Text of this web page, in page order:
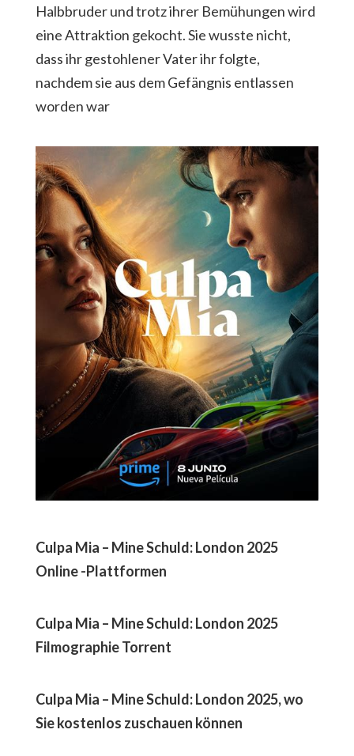
Halbbruder und trotz ihrer Bemühungen wird
eine Attraktion gekocht. Sie wusste nicht,
dass ihr gestohlener Vater ihr folgte,
nachdem sie aus dem Gefängnis entlassen
worden war
Culpa Mia – Mine Schuld: London 2025
Online -Plattformen
Culpa Mia – Mine Schuld: London 2025
Filmographie Torrent
Culpa Mia – Mine Schuld: London 2025, wo
Sie kostenlos zuschauen können